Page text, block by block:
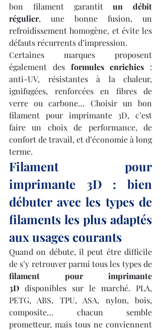
bon filament garantit un débit
régulier, une bonne fusion, un
refroidissement homogène, et évite les
défauts récurrents d’impression.
Certaines marques proposent
également des formules enrichies :
anti-UV, résistantes à la chaleur,
ignifugées, renforcées en fibres de
verre ou carbone… Choisir un bon
filament pour imprimante 3D, c’est
faire un choix de performance, de
confort de travail, et d’économie à long
terme.
Filament pour
imprimante 3D : bien
débuter avec les types de
filaments les plus adaptés
aux usages courants
Quand on débute, il peut être difficile
filament pour imprimante
3D disponibles sur le marché. PLA,
PETG, ABS, TPU, ASA, nylon, bois,
composite… chacun semble
prometteur, mais tous ne conviennent